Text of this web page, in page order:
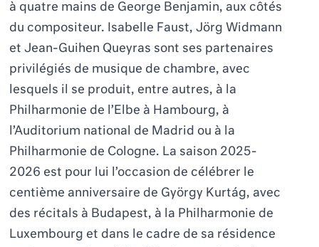
à quatre mains de George Benjamin, aux côtés
du compositeur. Isabelle Faust, Jörg Widmann
et Jean-Guihen Queyras sont ses partenaires
privilégiés de musique de chambre, avec
lesquels il se produit, entre autres, à la
Philharmonie de l’Elbe à Hambourg, à
l’Auditorium national de Madrid ou à la
Philharmonie de Cologne. La saison 2025-
2026 est pour lui l’occasion de célébrer le
centième anniversaire de György Kurtág, avec
des récitals à Budapest, à la Philharmonie de
Luxembourg et dans le cadre de sa résidence